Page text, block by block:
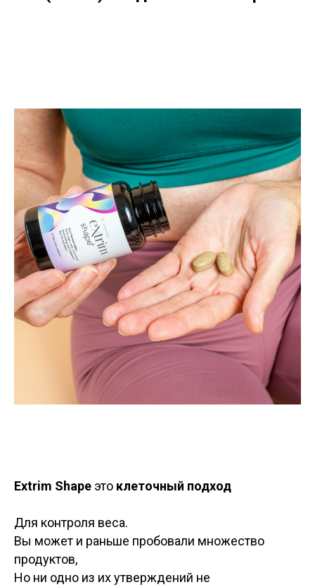
Extrim Shape это клеточный подход
Для контроля веса.
Вы может и раньше пробовали множество
продуктов,
Но ни одно из их утверждений не